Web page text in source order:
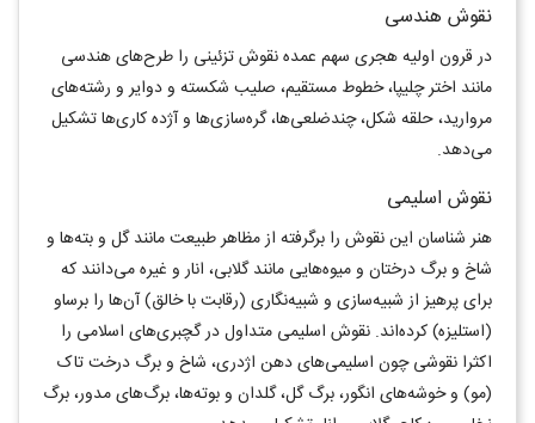
نقوش هندسی
در قرون اولیه هجری سهم عمده نقوش تزئینی را طرح‌های هندسی
مانند اختر چلیپا، خطوط مستقیم، صلیب شکسته و دوایر و رشته‌های
مروارید، حلقه شکل، چندضلعی‌ها، گره‌سازی‌ها و آژده کاری‌ها تشکیل
می‌دهد.
نقوش اسلیمی
هنر شناسان این نقوش را برگرفته‌ از مظاهر طبیعت مانند گل و بته‌ها و
شاخ و برگ درختان و میوه‌هایی مانند گلابی، انار و غیره می‌دانند که
برای پرهیز از شبیه‌سازی و شبیه‌نگاری (رقابت با خالق) آن‌ها را برساو
(استلیزه) کرده‌اند. نقوش اسلیمی متداول در گچبری‌های اسلامی را
اکثرا نقوشی چون اسلیمی‌های دهن اژدری، شاخ و برگ درخت تاک
(مو) و خوشه‌های انگور، برگ گل، گلدان و بوته‌ها، برگ‌های مدور، برگ